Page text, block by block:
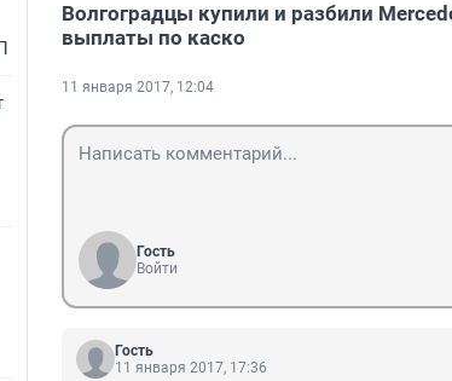
Волгоградцы купили и разбили
выплаты по каско
11 января 2017, 12:04
Гость
Войти
Гость
11 января 2017, 17:36